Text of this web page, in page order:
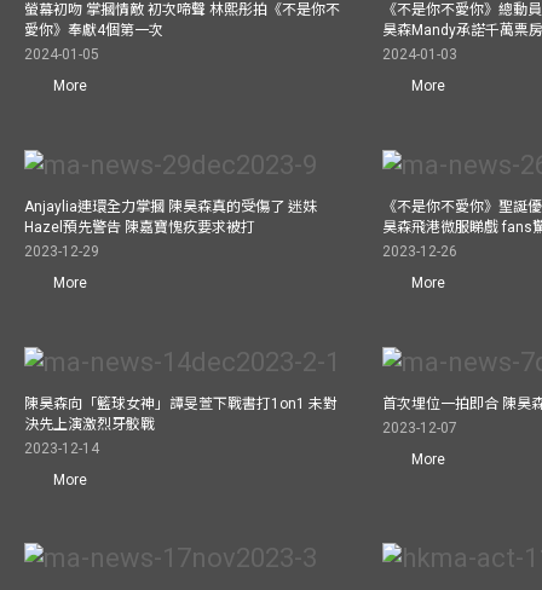
螢幕初吻 掌摑情敵 初次啼聲 林熙彤拍《不是你不
愛你》奉獻4個第一次
2024-01-05
More
《不是你不愛你》總動
昊森Mandy承諾千萬票
2024-01-03
More
Anjaylia連環全力掌摑 陳昊森真的受傷了 迷妹
Hazel預先警告 陳嘉寶愧疚要求被打
2023-12-29
More
《不是你不愛你》聖誕
昊森飛港微服睇戲 fans
2023-12-26
More
陳昊森向「籃球女神」譚旻萱下戰書打1on1 未對
決先上演激烈牙骹戰
2023-12-14
More
首次埋位一拍即合 陳昊
2023-12-07
More